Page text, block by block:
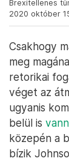
Brexitellenes
2020 október
Csakhogy
meg
retorikai
véget az
ugyanis
belül is
közepén a
bízik